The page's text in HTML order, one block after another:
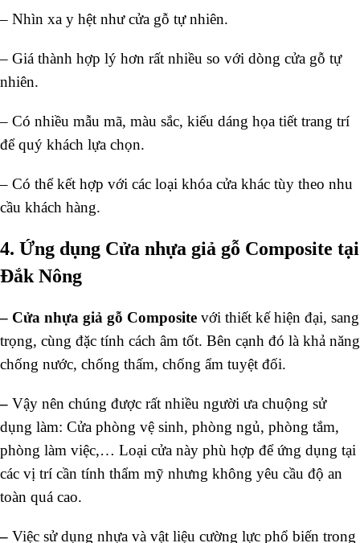
– Nhìn xa y hệt như cửa gỗ tự nhiên.
– Giá thành hợp lý hơn rất nhiều so với dòng cửa gỗ tự
nhiên.
– Có nhiều mẫu mã, màu sắc, kiểu dáng họa tiết trang trí
để quý khách lựa chọn.
– Có thể kết hợp với các loại khóa cửa khác tùy theo nhu
cầu khách hàng.
4. Ứng dụng Cửa nhựa giả gỗ Composite tại
Đắk Nông
– Cửa nhựa giả gỗ Composite với thiết kế hiện đại, sang
trọng, cùng đặc tính cách âm tốt. Bên cạnh đó là khả năng
chống nước, chống thấm, chống ẩm tuyệt đối.
– Vậy nên chúng được rất nhiều người ưa chuộng sử
dụng làm: Cửa phòng vệ sinh, phòng ngủ, phòng tắm,
phòng làm việc,… Loại cửa này phù hợp để ứng dụng tại
các vị trí cần tính thẩm mỹ nhưng không yêu cầu độ an
toàn quá cao.
– Việc sử dụng nhựa và vật liệu cường lực phổ biến trong